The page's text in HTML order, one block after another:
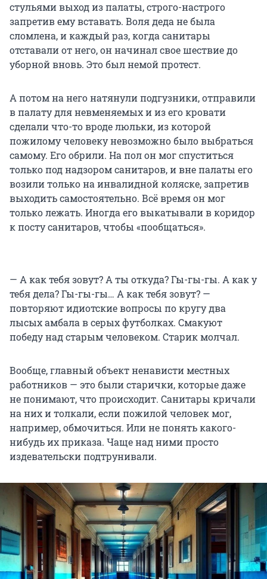
стульями выход из палаты, строго-настрого
запретив ему вставать. Воля деда не была
сломлена, и каждый раз, когда санитары
отставали от него, он начинал свое шествие до
уборной вновь. Это был немой протест.
А потом на него натянули подгузники, отправили
в палату для невменяемых и из его кровати
сделали что-то вроде люльки, из которой
пожилому человеку невозможно было выбраться
самому. Его обрили. На пол он мог спуститься
только под надзором санитаров, и вне палаты его
возили только на инвалидной коляске, запретив
выходить самостоятельно. Всё время он мог
только лежать. Иногда его выкатывали в коридор
к посту санитаров, чтобы «пообщаться».
— А как тебя зовут? А ты откуда? Гы-гы-гы. А как у
тебя дела? Гы-гы-гы… А как тебя зовут? —
повторяют идиотские вопросы по кругу два
лысых амбала в серых футболках. Смакуют
победу над старым человеком. Старик молчал.
Вообще, главный объект ненависти местных
работников — это были старички, которые даже
не понимают, что происходит. Санитары кричали
на них и толкали, если пожилой человек мог,
например, обмочиться. Или не понять какого-
нибудь их приказа. Чаще над ними просто
издевательски подтрунивали.